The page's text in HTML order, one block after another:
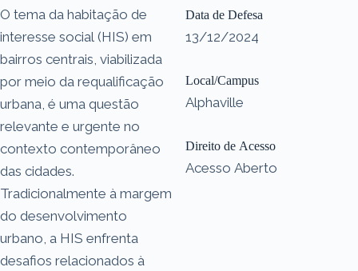
O tema da habitação de
interesse social (HIS) em
bairros centrais, viabilizada
por meio da requalificação
urbana, é uma questão
relevante e urgente no
contexto contemporâneo
das cidades.
Tradicionalmente à margem
do desenvolvimento
urbano, a HIS enfrenta
desafios relacionados à
Data de Defesa
13/12/2024
Local/Campus
Alphaville
Direito de Acesso
Acesso Aberto